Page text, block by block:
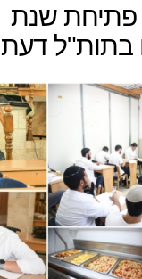
פתיחת שנת
בתות"ל דעת